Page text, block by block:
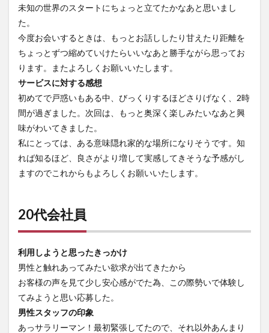
未知の世界のスタートにちょっと立てたかなあと思いまし
た。
今度お会いするときは、もっとお話ししたり甘えたり距離を
ちょっとずつ縮めていけたらいいなあと勝手ながら思ってお
ります。またよろしくお願いいたします。
サービスに対する感想
初めてで戸惑いもある中、びっくりするほどさりげなく、2時
間が過ぎました。次回は、もっと奥深く楽しみたいなあと興
味がわいてきました。
私にとっては、ある意味隠れ家的な場所になりそうです。知
れば知るほど、良さがより増して実感してきそうな予感がし
ますのでこれからもよろしくお願いいたします。
20代会社員
利用しようと思ったきっかけ
男性と触れあってみたい欲求が出てきたから
お客様の声を見て少し安心感がでた為、この際勢いで体験し
てみようと思い応募した。
男性スタッフの印象
あっサラリーマン！最初緊張してたので、それ以外あんまり